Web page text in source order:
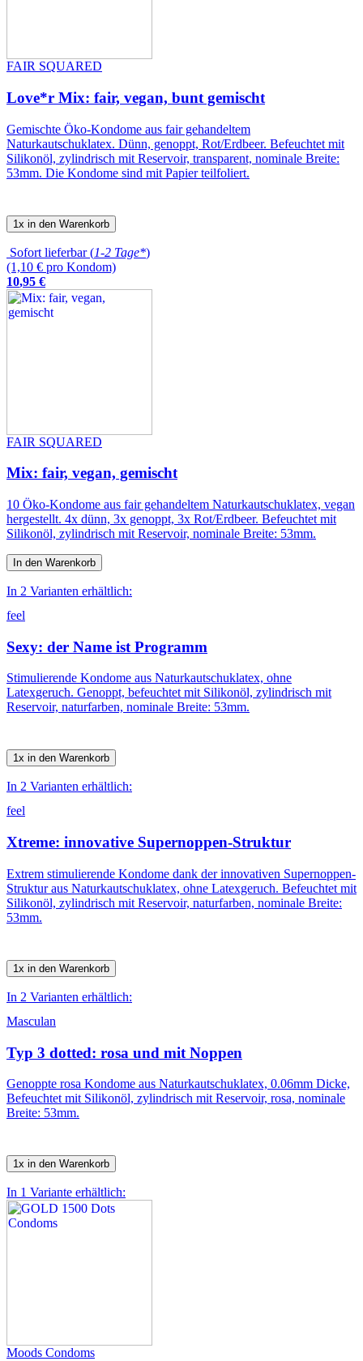
FAIR SQUARED
Love*r Mix: fair, vegan, bunt gemischt
Gemischte Öko-Kondome aus fair gehandeltem
Naturkautschuklatex. Dünn, genoppt, Rot/Erdbeer. Befeuchtet mit
Silikonöl, zylindrisch mit Reservoir, transparent, nominale Breite:
53mm. Die Kondome sind mit Papier teilfoliert.
1x in den Warenkorb
Sofort lieferbar (1-2 Tage*)
(1,10 € pro Kondom)
10,95 €
FAIR SQUARED
Mix: fair, vegan, gemischt
10 Öko-Kondome aus fair gehandeltem Naturkautschuklatex, vegan
hergestellt. 4x dünn, 3x genoppt, 3x Rot/Erdbeer. Befeuchtet mit
Silikonöl, zylindrisch mit Reservoir, nominale Breite: 53mm.
In den Warenkorb
In 2 Varianten erhältlich:
feel
Sexy: der Name ist Programm
Stimulierende Kondome aus Naturkautschuklatex, ohne
Latexgeruch. Genoppt, befeuchtet mit Silikonöl, zylindrisch mit
Reservoir, naturfarben, nominale Breite: 53mm.
1x in den Warenkorb
In 2 Varianten erhältlich:
feel
Xtreme: innovative Supernoppen-Struktur
Extrem stimulierende Kondome dank der innovativen Supernoppen-
Struktur aus Naturkautschuklatex, ohne Latexgeruch. Befeuchtet mit
Silikonöl, zylindrisch mit Reservoir, naturfarben, nominale Breite:
53mm.
1x in den Warenkorb
In 2 Varianten erhältlich:
Masculan
Typ 3 dotted: rosa und mit Noppen
Genoppte rosa Kondome aus Naturkautschuklatex, 0.06mm Dicke,
Befeuchtet mit Silikonöl, zylindrisch mit Reservoir, rosa, nominale
Breite: 53mm.
1x in den Warenkorb
In 1 Variante erhältlich:
Moods Condoms